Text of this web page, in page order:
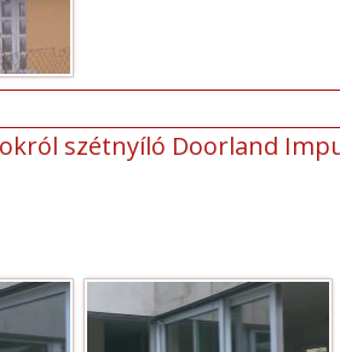
szétnyíló Doorland